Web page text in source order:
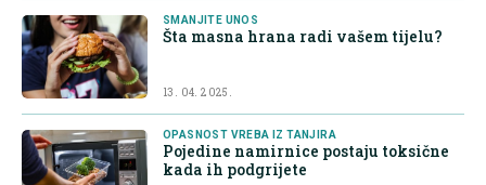
SMANJITE UNOS
Šta masna hrana radi vašem tijelu?
13. 04. 2025.
OPASNOST VREBA IZ TANJIRA
Pojedine namirnice postaju toksične
kada ih podgrijete